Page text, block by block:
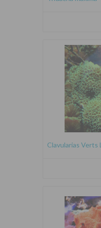
Clavularias Verts L